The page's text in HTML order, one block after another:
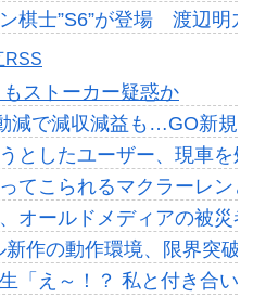
棋士”S6”が登場 渡辺明九
RSS
ストーカー疑惑か
減で減収減益も…GO新規
としたユーザー、現車を
てこられるマクラーレンと
、オールドメディアの被災
作の動作環境、限界突破
生「え～！？ 私と付き合